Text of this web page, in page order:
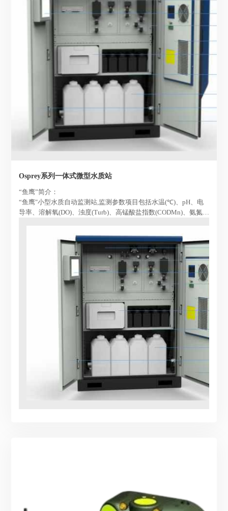
Osprey系列一体式微型水质站
“鱼鹰”简介：
“鱼鹰"小型水质自动监测站,监测参数项目包括水温(℃)、pH、电
导率、溶解氧(DO)、浊度(Turb)、高锰酸盐指数(CODMn)、氨氮
为环境综合整治工程提供数据依据。